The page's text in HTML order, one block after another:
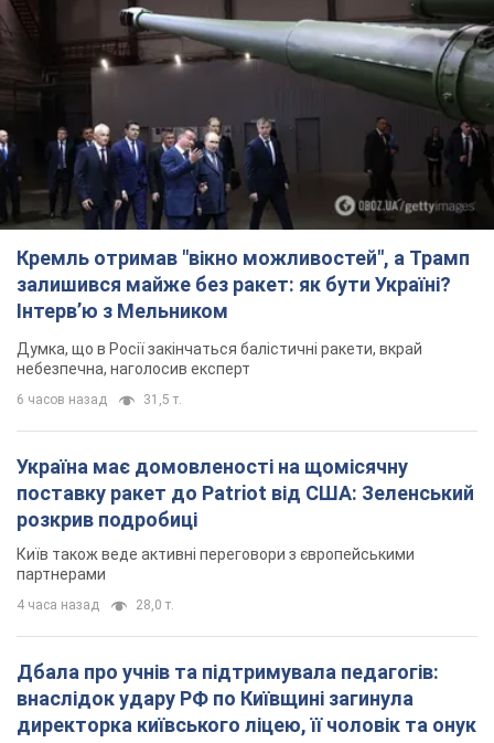
Кремль отримав "вікно можливостей", а Трамп
залишився майже без ракет: як бути Україні?
Інтерв’ю з Мельником
Думка, що в Росії закінчаться балістичні ракети, вкрай
небезпечна, наголосив експерт
6 часов назад 31,5 т.
Україна має домовленості на щомісячну
поставку ракет до Patriot від США: Зеленський
розкрив подробиці
Київ також веде активні переговори з європейськими
партнерами
4 часа назад 28,0 т.
Дбала про учнів та підтримувала педагогів:
внаслідок удару РФ по Київщині загинула
директорка київського ліцею, її чоловік та онук